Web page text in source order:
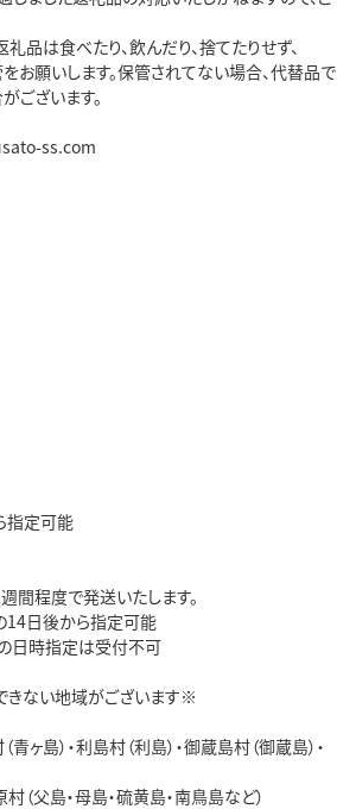
品は食べたり、飲んだり、捨てたりせず、
お願いします。保管されてない場合、代替品で
ございます。
ss.com
指定可能
間程度で発送いたします。
14日後から指定可能
日時指定は受付不可
ない地域がございます※
ヶ島）・利島村（利島）・御蔵島村（御蔵島）・
（父島・母島・硫黄島・南鳥島など）